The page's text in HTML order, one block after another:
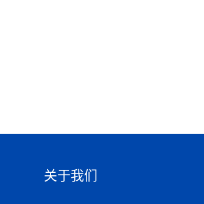
关于我们